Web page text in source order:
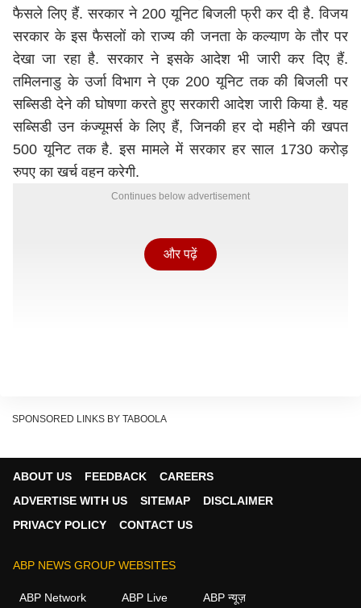
फैसले लिए हैं. सरकार ने 200 यूनिट बिजली फ्री कर दी है. विजय
सरकार के इस फैसलों को राज्य की जनता के कल्याण के तौर पर
देखा जा रहा है. सरकार ने इसके आदेश भी जारी कर दिए हैं.
तमिलनाडु के उर्जा विभाग ने एक 200 यूनिट तक की बिजली पर
सब्सिडी देने की घोषणा करते हुए सरकारी आदेश जारी किया है. यह
सब्सिडी उन कंज्यूमर्स के लिए हैं, जिनकी हर दो महीने की खपत
500 यूनिट तक है. इस मामले में सरकार हर साल 1730 करोड़
रुपए का खर्च वहन करेगी.
Continues below advertisement
तमिलनाडु के सीएम विजय ने घरेलू उपभोक्ताओं के लिए हर दो महीने
जिनकी दो महीने की खपत 500 यूनिट तक है, उनपर यह फैसला
और पढ़ें
SPONSORED LINKS BY TABOOLA
ABOUT US FEEDBACK
CAREERS
ADVERTISE WITH US
SITEMAP
DISCLAIMER
PRIVACY POLICY
CONTACT US
ABP NEWS GROUP WEBSITES
ABP Network ABP Live ABP न्यूज़